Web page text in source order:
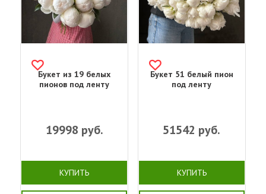
Букет из 19 белых
пионов под ленту
19998 руб.
КУПИТЬ
Букет 51 белый пион
под ленту
51542 руб.
КУПИТЬ